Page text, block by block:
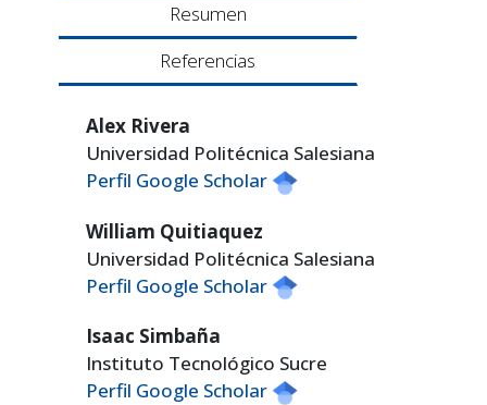
Resumen
Referencias
Alex Rivera
Universidad Politécnica Salesiana
Perfil Google Scholar
William Quitiaquez
Universidad Politécnica Salesiana
Perfil Google Scholar
Isaac Simbaña
Instituto Tecnológico Sucre
Perfil Google Scholar